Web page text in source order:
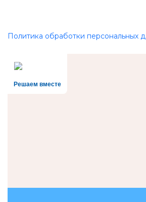
Политика обработки персональных
Решаем вместе